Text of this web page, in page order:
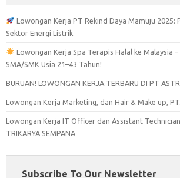
Lowongan Kerja PT Rekind Daya Mamuju 2025:
Sektor Energi Listrik
Lowongan Kerja Spa Terapis Halal ke Malaysia
SMA/SMK Usia 21–43 Tahun!
BURUAN! LOWONGAN KERJA TERBARU DI PT
Lowongan Kerja Marketing, dan Hair & Make up,
Lowongan Kerja IT Officer dan Assistant Technician
TRIKARYA SEMPANA
Subscribe To Our Newsletter